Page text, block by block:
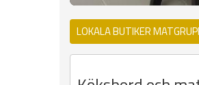
LOKALA BUTIKER